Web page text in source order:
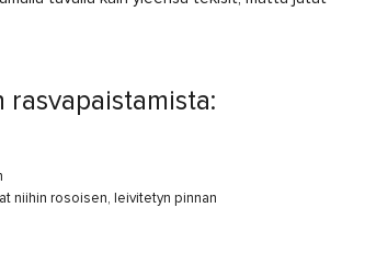
rasvapaistamista:
niihin rosoisen, leivitetyn pinnan